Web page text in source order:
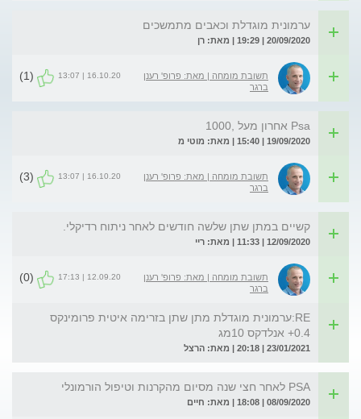
ערמונית מוגדלת וכאבים מתמשכים
20/09/2020 | 19:29 | מאת: רן
תשובת מומחה | מאת: פרופ' רענן
ברגר
16.10.20 | 13:07
(1)
Psa אחרון מעל ,1000
19/09/2020 | 15:40 | מאת: מוטי מ
תשובת מומחה | מאת: פרופ' רענן
ברגר
16.10.20 | 13:07
(3)
קשיים במתן שתן שלשה חודשים לאחר ניתוח רדיקלי.
12/09/2020 | 11:33 | מאת: ריי
תשובת מומחה | מאת: פרופ' רענן
ברגר
12.09.20 | 17:13
(0)
RE:ערמונית מוגדלת מתן שתן בזרימה איטית פרומינקס
0.4+ אנלדקס 10מג
23/01/2021 | 20:18 | מאת: הרצל
PSA לאחר חצי שנה מסיום מהקרנות וטיפול הורמונלי
08/09/2020 | 18:08 | מאת: חיים